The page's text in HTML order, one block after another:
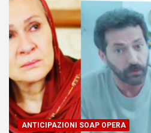
ANTICIPAZIONI SOAP OPERA